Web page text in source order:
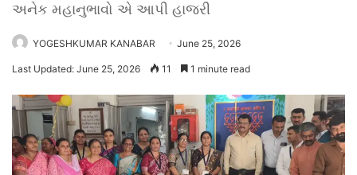
અનેક મહાનુભાવો એ આપી હાજરી
YOGESHKUMAR KANABAR June 25, 2026
Last Updated: June 25, 2026 11 1 minute read